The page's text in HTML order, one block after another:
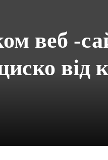
веб -
від